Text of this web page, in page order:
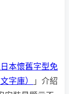
本懷舊字型免
字庫）
」介紹